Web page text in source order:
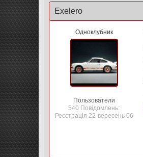
Exelero
Одноклубник
Пользователи
540 Повідомлень:
Реєстрація 22-вересень 06